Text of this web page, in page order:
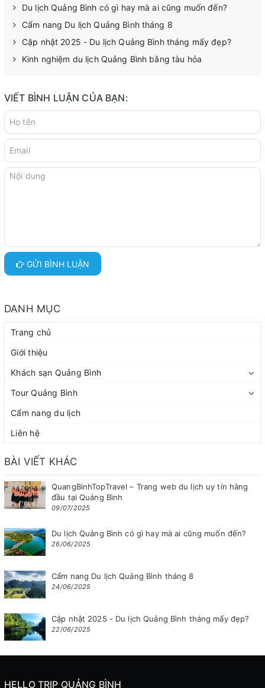
Du lịch Quảng Bình có gì hay mà ai cũng muốn đến?
Cẩm nang Du lịch Quảng Bình tháng 8
Cập nhật 2025 - Du lịch Quảng Bình tháng mấy đẹp?
Kinh nghiệm du lịch Quảng Bình bằng tàu hỏa
VIẾT BÌNH LUẬN CỦA BẠN:
GỬI BÌNH LUẬN
DANH MỤC
Trang chủ
Giới thiệu
Khách sạn Quảng Bình
Tour Quảng Bình
Cẩm nang du lịch
Liên hệ
BÀI VIẾT KHÁC
QuangBinhTopTravel – Trang web du lịch uy tín hàng
đầu tại Quảng Bình
09/07/2025
Du lịch Quảng Bình có gì hay mà ai cũng muốn đến?
26/06/2025
Cẩm nang Du lịch Quảng Bình tháng 8
24/06/2025
Cập nhật 2025 - Du lịch Quảng Bình tháng mấy đẹp?
22/06/2025
HELLO TRIP QUẢNG BÌNH